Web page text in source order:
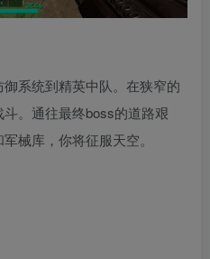
系统到精英中队。在狭窄的
。通往最终boss的道路艰
械库，你将征服天空。